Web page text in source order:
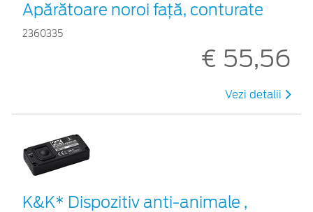
Apărătoare noroi față, conturate
2360335
€ 55,56
Vezi detalii
K&K* Dispozitiv anti-animale ,